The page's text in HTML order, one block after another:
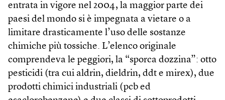
entrata in vigore nel 2004, la maggior parte dei
paesi del mondo si è impegnata a vietare o a
limitare drasticamente l’uso delle sostanze
chimiche più tossiche. L’elenco originale
comprendeva le peggiori, la “sporca dozzina”: otto
pesticidi (tra cui aldrin, dieldrin, ddt e mirex), due
prodotti chimici industriali (pcb ed